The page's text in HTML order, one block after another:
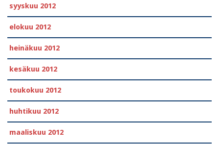
syyskuu 2012
elokuu 2012
heinäkuu 2012
kesäkuu 2012
toukokuu 2012
huhtikuu 2012
maaliskuu 2012